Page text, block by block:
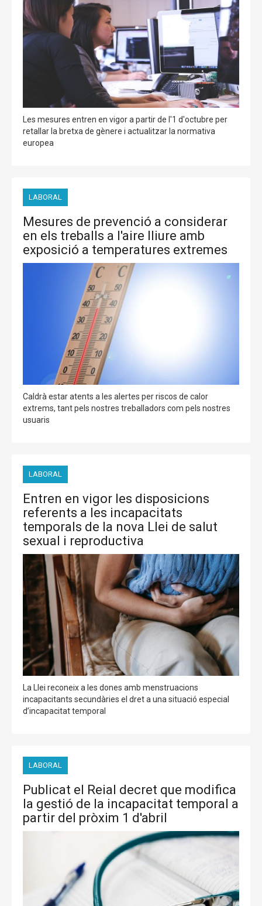
Les mesures entren en vigor a partir de l'1 d'octubre per
retallar la bretxa de gènere i actualitzar la normativa
europea
LABORAL
Mesures de prevenció a considerar
en els treballs a l'aire lliure amb
exposició a temperatures extremes
Caldrà estar atents a les alertes per riscos de calor
extrems, tant pels nostres treballadors com pels nostres
usuaris
LABORAL
Entren en vigor les disposicions
referents a les incapacitats
temporals de la nova Llei de salut
sexual i reproductiva
La Llei reconeix a les dones amb menstruacions
incapacitants secundàries el dret a una situació especial
d’incapacitat temporal
LABORAL
Publicat el Reial decret que modifica
la gestió de la incapacitat temporal a
partir del pròxim 1 d'abril